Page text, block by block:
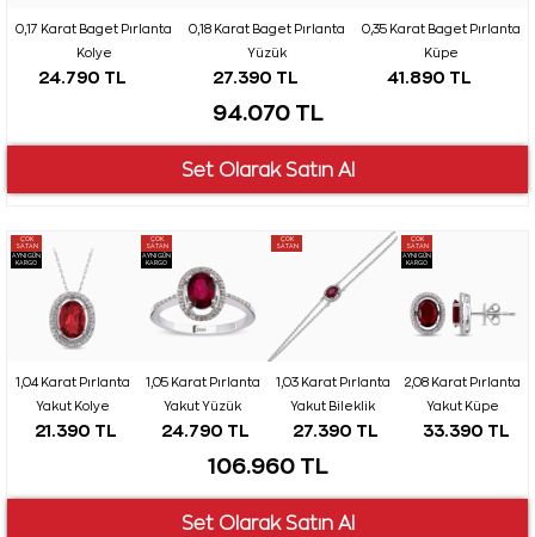
0,17 Karat Baget Pırlanta
Kolye
24.790 TL
0,18 Karat Baget Pırlanta
Yüzük
27.390 TL
0,35 Karat Baget Pırlanta
Küpe
41.890 TL
94.070 TL
ÇOK
SATAN
AYNI GÜN
KARGO
1,04 Karat Pırlanta
Yakut Kolye
21.390 TL
ÇOK
SATAN
AYNI GÜN
KARGO
1,05 Karat Pırlanta
Yakut Yüzük
24.790 TL
ÇOK
SATAN
1,03 Karat Pırlanta
Yakut Bileklik
27.390 TL
ÇOK
SATAN
AYNI GÜN
KARGO
2,08 Karat Pırlanta
Yakut Küpe
33.390 TL
106.960 TL